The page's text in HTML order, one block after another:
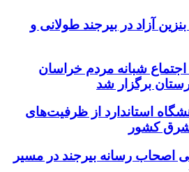
آزاد در بیرجند طولانی و
شبانه مردم خراسان
استاندارد از ظرفیت‌های
شرق کشور
اصحاب رسانه بیرجند در مسیر